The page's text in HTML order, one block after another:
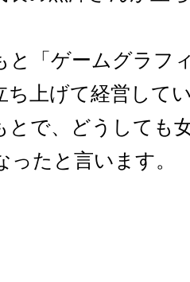
と「ゲームグラフ
ち上げて経営して
とで、どうしても
たと言います。